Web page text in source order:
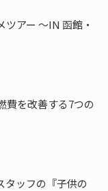
ツアー ～IN 函館・
費を改善する7つの
ッフの『子供の